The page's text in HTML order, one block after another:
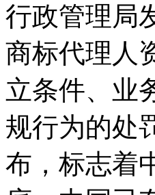
行政管理局
商标代理人
立条件、业
规行为的处
布，标志着